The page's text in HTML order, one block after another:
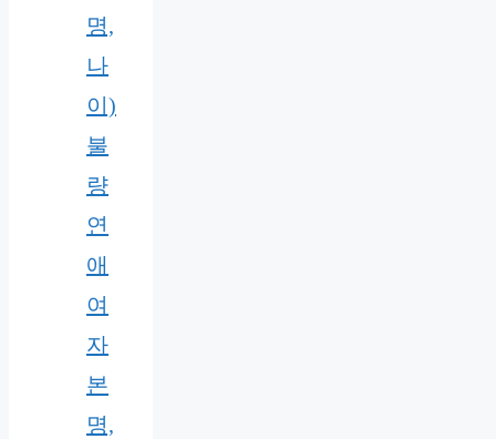
명,
나
이)
불
량
연
애
여
자
본
명,